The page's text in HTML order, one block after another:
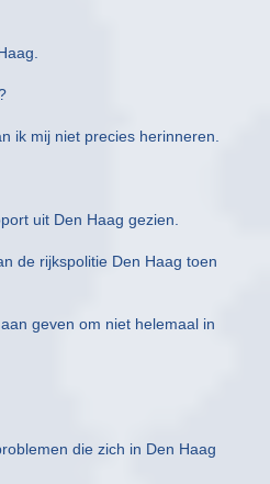
ik mij niet precies herinneren.
uit Den Haag gezien.
de rijkspolitie Den Haag toen
geven om niet helemaal in
die zich in Den Haag